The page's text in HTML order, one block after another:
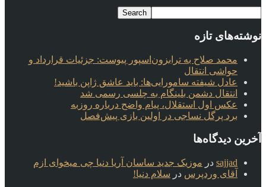
نوشته‌های تازه
محمد صلاح به ترابزون‌اسپور پیوست: جزئیات قرارداد و
حواشی انتقال
عادل شیفته سامورایی‌ها: باید عاشق ژاپن باشید!
انتقال دشمن بلینگام به چلسی رسمی شد
عکس اول استقلال، پیام واضح درباره روزبه
برد پرگل نساجی در اولین بازی پیش‌فصل
آخرین دیدگاه‌ها
sajjad در موزیک جدید ساسان آریا دنیا چی میخوای ازم
آقای وردپرس در سلام دنیا!